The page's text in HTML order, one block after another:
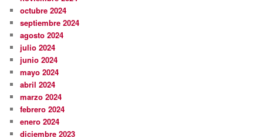
octubre 2024
septiembre 2024
agosto 2024
julio 2024
junio 2024
mayo 2024
abril 2024
marzo 2024
febrero 2024
enero 2024
diciembre 2023